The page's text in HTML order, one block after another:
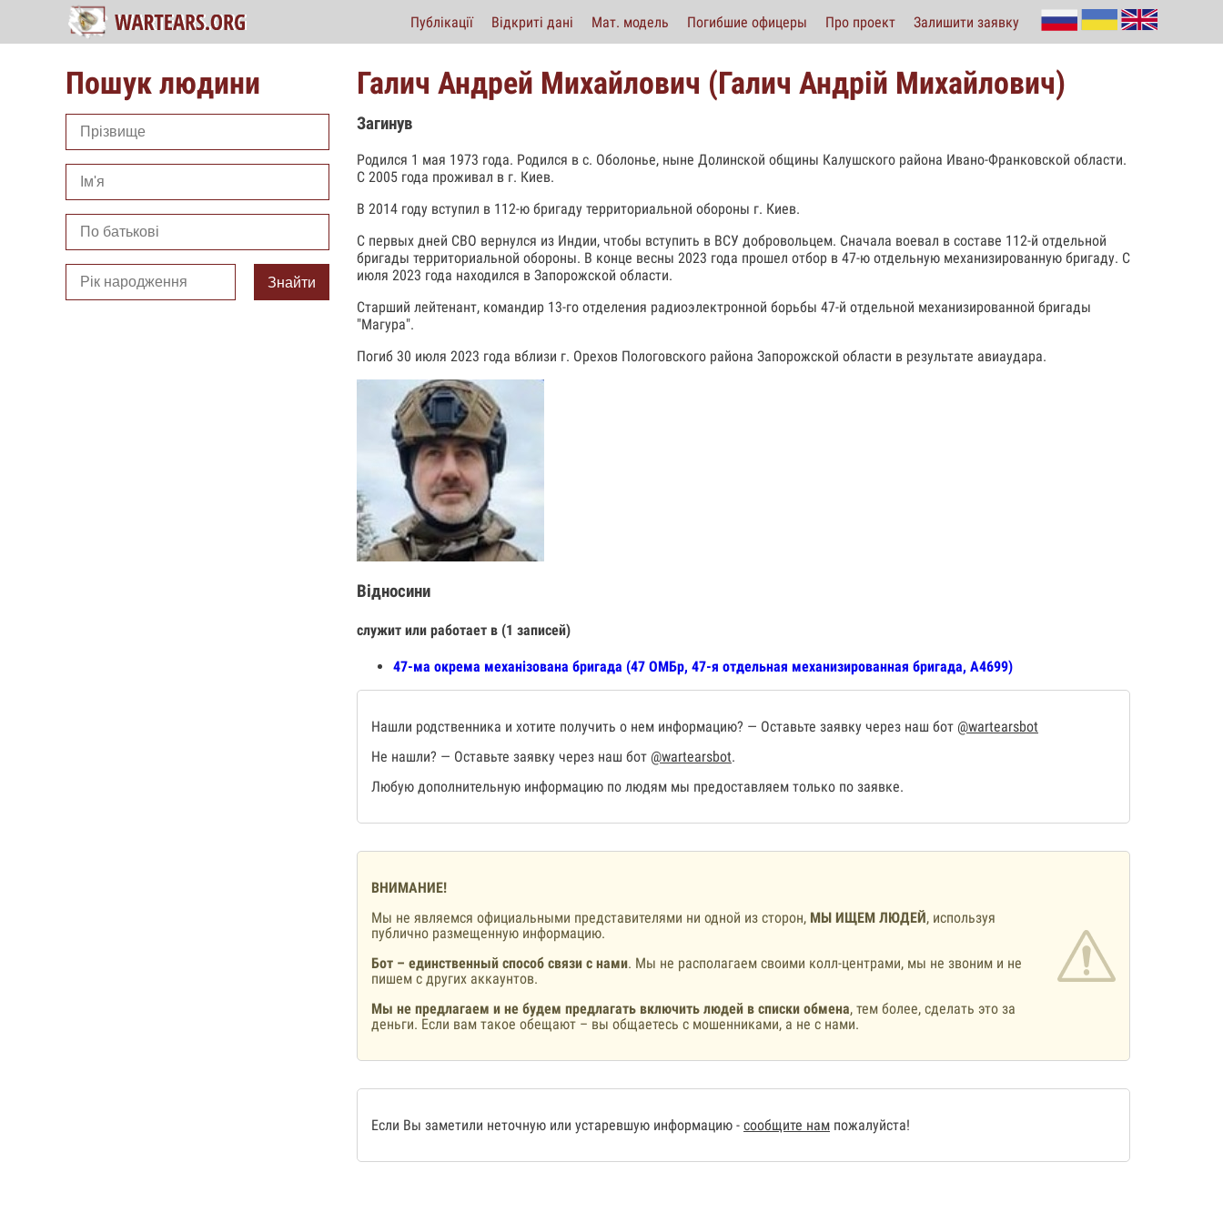
Публікації Відкриті дані Мат. модель Погибшие офицеры Про проект Залишити заявку
Пошук людини
Знайти
Галич Андрей Михайлович (Галич Андрій Михайлович)
Загинув
Родился 1 мая 1973 года. Родился в с. Оболонье, ныне Долинской общины Калушского района Ивано-Франковской области.
С 2005 года проживал в г. Киев.
В 2014 году вступил в 112-ю бригаду территориальной обороны г. Киев.
С первых дней СВО вернулся из Индии, чтобы вступить в ВСУ добровольцем. Сначала воевал в составе 112-й отдельной
бригады территориальной обороны. В конце весны 2023 года прошел отбор в 47-ю отдельную механизированную бригаду. С
июля 2023 года находился в Запорожской области.
Старший лейтенант, командир 13-го отделения радиоэлектронной борьбы 47-й отдельной механизированной бригады
"Магура".
Погиб 30 июля 2023 года вблизи г. Орехов Пологовского района Запорожской области в результате авиаудара.
Відносини
служит или работает в (1 записей)
47-ма окрема механізована бригада (47 ОМБр, 47-я отдельная механизированная бригада, А4699)
Нашли родственника и хотите получить о нем информацию? — Оставьте заявку через наш бот @wartearsbot
Не нашли? — Оставьте заявку через наш бот @wartearsbot.
Любую дополнительную информацию по людям мы предоставляем только по заявке.
ВНИМАНИЕ!
Мы не являемся официальными представителями ни одной из сторон, МЫ ИЩЕМ ЛЮДЕЙ, используя
публично размещенную информацию.
Бот – единственный способ связи с нами. Мы не располагаем своими колл-центрами, мы не звоним и не
пишем с других аккаунтов.
Мы не предлагаем и не будем предлагать включить людей в списки обмена, тем более, сделать это за
деньги. Если вам такое обещают – вы общаетесь с мошенниками, а не с нами.
Если Вы заметили неточную или устаревшую информацию - сообщите нам пожалуйста!